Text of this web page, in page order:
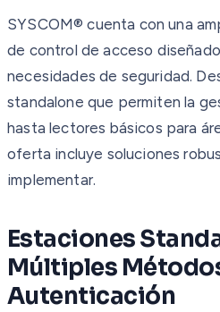
SYSCOM® cuenta con una
de control de acceso
necesidades de seguridad.
standalone que permiten la
hasta lectores básicos para
oferta incluye soluciones
implementar.
Estaciones
Múltiples
Autenticación